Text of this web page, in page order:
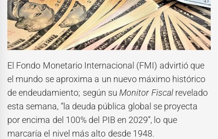
El Fondo Monetario Internacional (FMI) advirtió que
el mundo se aproxima a un nuevo máximo histórico
de endeudamiento; según su Monitor Fiscalrevelado
esta semana, “la deuda pública global se proyecta
por encima del 100% del PIB en 2029”, lo que
marcaría el nivel más alto desde 1948.